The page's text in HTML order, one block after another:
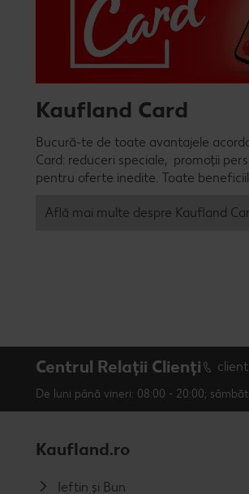
Kaufland Card
Bucură-te de toate avantajele
Card: reduceri speciale, promoții
pentru oferte inedite. Toate
Află mai multe despre Kaufland
Centrul Relații Clienți
De luni până vineri: 08:00 - 20:00;
Kaufland.ro
Ieftin și Bun